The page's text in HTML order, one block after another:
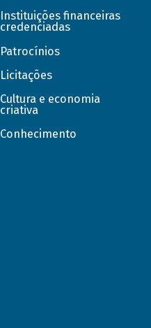
Instituições financeiras
credenciadas
Patrocínios
Licitações
Cultura e economia
criativa
Conhecimento